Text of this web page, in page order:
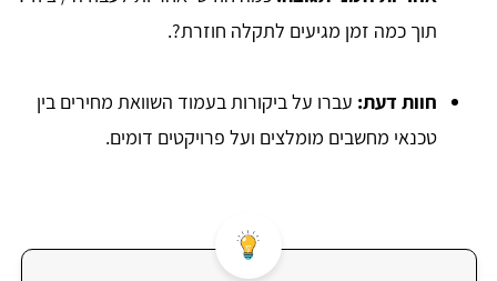
תוך כמה זמן מגיעים לתקלה חוזרת?.
חוות דעת: עברו על ביקורות בעמוד השוואת מחירים בין
טכנאי מחשבים מומלצים ועל פרויקטים דומים.